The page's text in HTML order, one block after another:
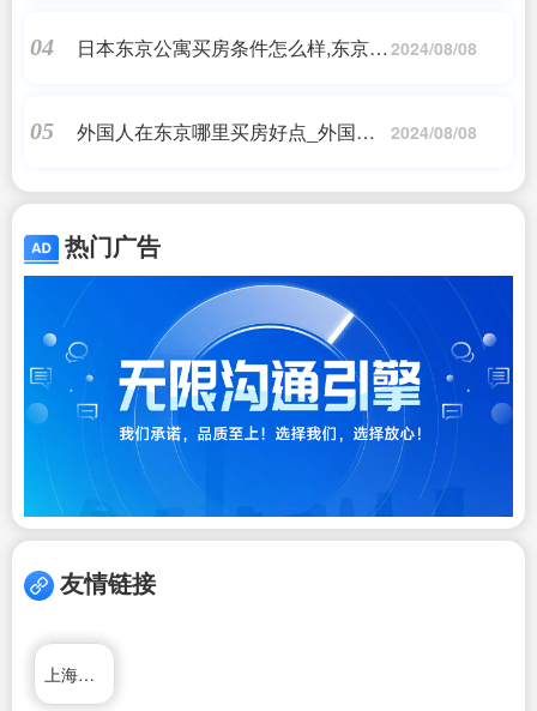
04
日本东京公寓买房条件怎么样,东京小 2024/08/08
05
外国人在东京哪里买房好点_外国人
2024/08/08
热门广告
友情链接
上海杰一阀门有限公司